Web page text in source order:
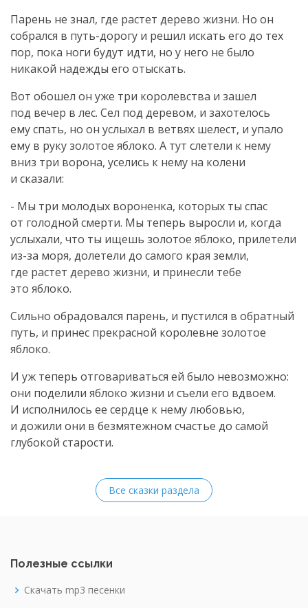
Парень не знал, где растет дерево жизни. Но он
собрался в путь-дорогу и решил искать его до тех
пор, пока ноги будут идти, но у него не было
никакой надежды его отыскать.
Вот обошел он уже три королевства и зашел
под вечер в лес. Сел под деревом, и захотелось
ему спать, но он услыхал в ветвях шелест, и упало
ему в руку золотое яблоко. А тут слетели к нему
вниз три ворона, уселись к нему на колени
и сказали:
- Мы три молодых вороненка, которых ты спас
от голодной смерти. Мы теперь выросли и, когда
услыхали, что ты ищешь золотое яблоко, прилетели
из-за моря, долетели до самого края земли,
где растет дерево жизни, и принесли тебе
это яблоко.
Сильно обрадовался парень, и пустился в обратный
путь, и принес прекрасной королевне золотое
яблоко.
И уж теперь отговариваться ей было невозможно:
они поделили яблоко жизни и съели его вдвоем.
И исполнилось ее сердце к нему любовью,
и дожили они в безмятежном счастье до самой
глубокой старости.
Все сказки раздела
Полезные ссылки
Скачать mp3 песенки